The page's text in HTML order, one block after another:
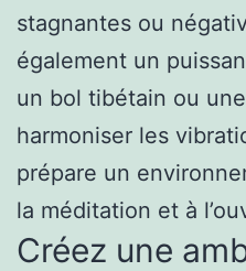
stagnantes ou
également un
un bol tibétain ou
harmoniser les
prépare un
la méditation et à
Créez une